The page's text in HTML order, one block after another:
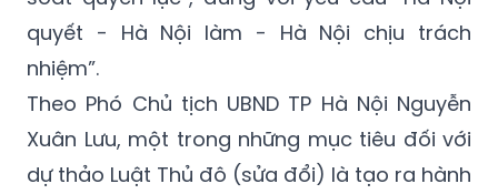
quyết - Hà Nội làm - Hà Nội chịu trách
nhiệm”.
Theo Phó Chủ tịch UBND TP Hà Nội Nguyễn
Xuân Lưu, một trong những mục tiêu đối với
dự thảo Luật Thủ đô (sửa đổi) là tạo ra hành